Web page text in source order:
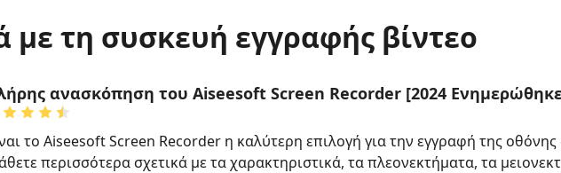
με τη συσκευή εγγραφής βίντεο
ανασκόπηση του Aiseesoft Screen Recorder [2024
το Aiseesoft Screen Recorder η καλύτερη επιλογή για την εγγραφή της οθόνης
περισσότερα σχετικά με τα χαρακτηριστικά, τα πλεονεκτήματα, τα